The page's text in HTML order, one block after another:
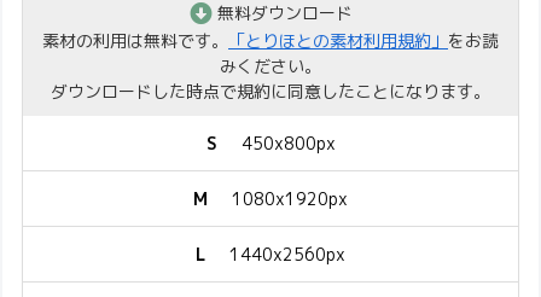
無料ダウンロード
素材の利用は無料です。
「とりほとの素材利用規約」 をお読
みください。
ダウンロードした時点で規約に同意したことになります。
S 450x800px
M 1080x1920px
L 1440x2560px